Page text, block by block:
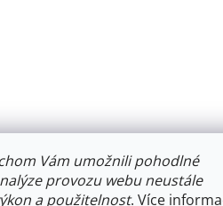
Vám umožnili pohodlné
provozu webu neustále
a použitelnost. Více